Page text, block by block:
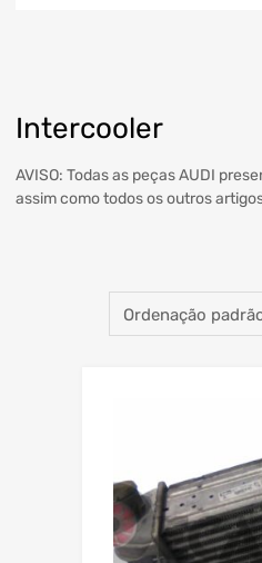
Intercooler
AVISO: Todas as peças AUDI
assim como todos os outros